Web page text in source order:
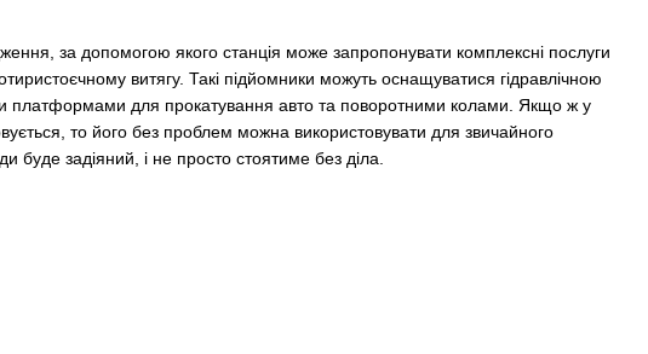
за допомогою якого станція може запропонувати комплексні послуги
витягу. Такі підйомники можуть оснащуватися гідравлічною
платформами для прокатування авто та поворотними колами. Якщо ж у
то його без проблем можна використовувати для звичайного
буде задіяний, і не просто стоятиме без діла.